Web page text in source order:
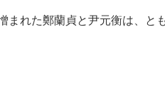
まれた鄭蘭貞と尹元衡は、と